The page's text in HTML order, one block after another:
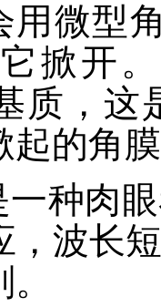
用微型
掀开
质，
起的角
种肉
波长